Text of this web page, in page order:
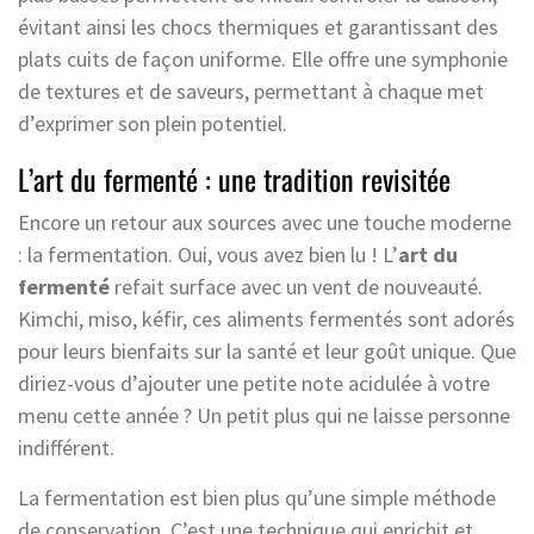
évitant ainsi les chocs thermiques et garantissant des
plats cuits de façon uniforme. Elle offre une symphonie
de textures et de saveurs, permettant à chaque met
d’exprimer son plein potentiel.
L’art du fermenté : une tradition revisitée
Encore un retour aux sources avec une touche moderne
: la fermentation. Oui, vous avez bien lu ! L’art du
fermenté refait surface avec un vent de nouveauté.
Kimchi, miso, kéfir, ces aliments fermentés sont adorés
pour leurs bienfaits sur la santé et leur goût unique. Que
diriez-vous d’ajouter une petite note acidulée à votre
menu cette année ? Un petit plus qui ne laisse personne
indifférent.
La fermentation est bien plus qu’une simple méthode